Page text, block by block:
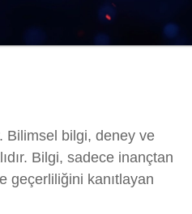
Bilimsel bilgi, deney ve
Bilgi, sadece inançtan
geçerliliğini kanıtlayan